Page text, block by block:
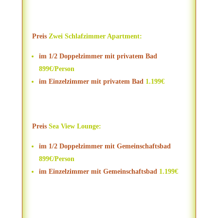
Preis Zwei Schlafzimmer Apartment:
im 1/2 Doppelzimmer mit privatem Bad
899€/Person
im Einzelzimmer mit privatem Bad 1.199€
Preis Sea View Lounge:
im 1/2 Doppelzimmer mit Gemeinschaftsbad
899€/Person
im Einzelzimmer mit Gemeinschaftsbad1.199€